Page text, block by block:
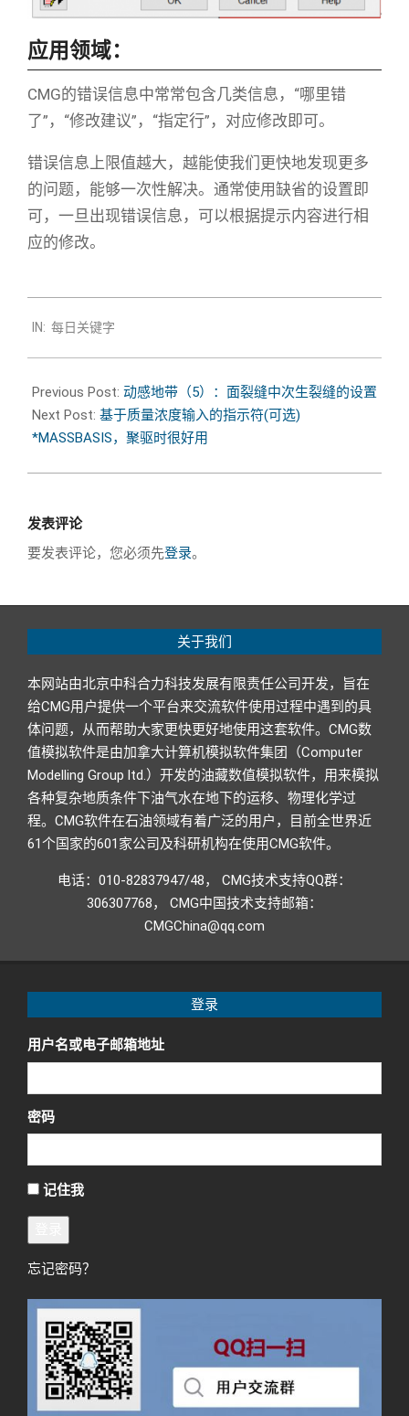
应用领域：
CMG的错误信息中常常包含几类信息，“哪里错
了”，“修改建议”，“指定行”，对应修改即可。
错误信息上限值越大，越能使我们更快地发现更多
的问题，能够一次性解决。通常使用缺省的设置即
可，一旦出现错误信息，可以根据提示内容进行相
应的修改。
08-
20
IN: 每日关键字
Previous Post: 动感地带（5）：面裂缝中次生裂缝的设置
Next Post: 基于质量浓度输入的指示符(可选)
*MASSBASIS，聚驱时很好用
发表评论
要发表评论，您必须先登录。
关于我们
本网站由北京中科合力科技发展有限责任公司开发，旨在
给CMG用户提供一个平台来交流软件使用过程中遇到的具
体问题，从而帮助大家更快更好地使用这套软件。CMG数
值模拟软件是由加拿大计算机模拟软件集团（Computer
Modelling Group ltd.）开发的油藏数值模拟软件，用来模拟
各种复杂地质条件下油气水在地下的运移、物理化学过
程。CMG软件在石油领域有着广泛的用户，目前全世界近
61个国家的601家公司及科研机构在使用CMG软件。
电话：010-82837947/48， CMG技术支持QQ群：
306307768， CMG中国技术支持邮箱：
CMGChina@qq.com
登录
用户名或电子邮箱地址
密码
记住我
忘记密码？